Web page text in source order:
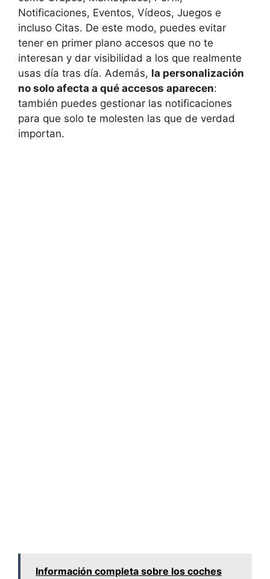
Notificaciones, Eventos, Vídeos, Juegos e
incluso Citas. De este modo, puedes evitar
tener en primer plano accesos que no te
interesan y dar visibilidad a los que realmente
usas día tras día. Además, la personalización
no solo afecta a qué accesos aparecen:
también puedes gestionar las notificaciones
para que solo te molesten las que de verdad
importan.
Información completa sobre los coches